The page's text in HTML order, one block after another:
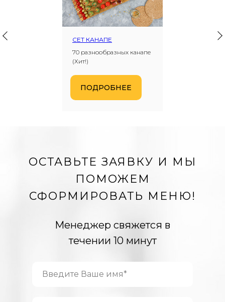
СЕТ КАНАПЕ
70 разнообразных канапе
(Хит!)
ПОДРОБНЕЕ
ОСТАВЬТЕ ЗАЯВКУ И МЫ
ПОМОЖЕМ
СФОРМИРОВАТЬ МЕНЮ!
Менеджер свяжется в
течении 10 минут